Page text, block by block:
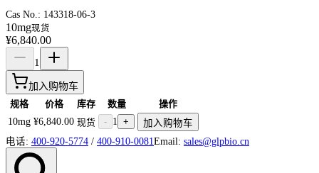
Cas No.: 143318-06-3
10mg现货
¥6,840.00
1
加入购物车
规格 价格 库存 数量
操作
10mg ¥6,840.00 现货 - 1 +
加入购物车
电话: 400-920-5774 / 400-910-0081 Email: sales@glpbio.cn